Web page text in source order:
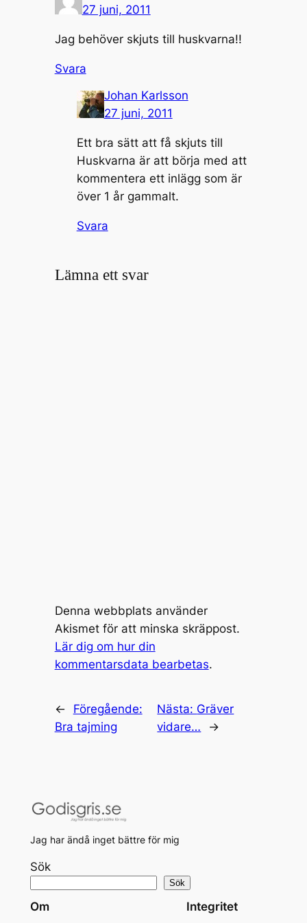
27 juni, 2011
Jag behöver skjuts till huskvarna!!
Svara
Johan Karlsson
27 juni, 2011
Ett bra sätt att få skjuts till
Huskvarna är att börja med att
kommentera ett inlägg som är
över 1 år gammalt.
Svara
Lämna ett svar
Denna webbplats använder
Akismet för att minska skräppost.
Lär dig om hur din
kommentarsdata bearbetas.
←
Föregående:
Bra tajming
Nästa: Gräver
vidare…
→
Jag har ändå inget bättre för mig
Sök
Sök
Om Integritet